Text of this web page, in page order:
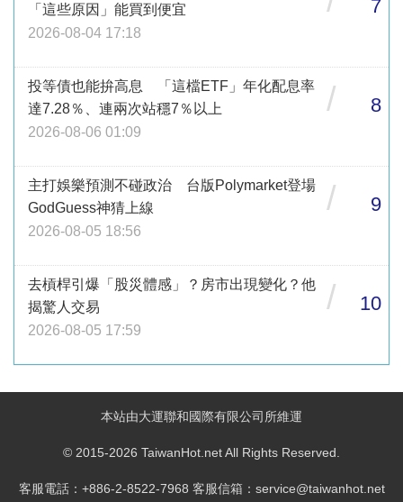
「這些原因」能買到便宜
2026-08-04 17:18
7
投等債也能拚高息 「這檔ETF」年化配息率
達7.28％、連兩次站穩7％以上
2026-08-06 01:09
/ 8
主打娛樂預測不碰政治 台版Polymarket登場
GodGuess神猜上線
2026-08-05 18:56
/ 9
去槓桿引爆「股災體感」？房市出現變化？他
揭驚人交易
2026-08-05 17:59
/ 10
本站由大運聯和國際有限公司所維運
© 2015-2026 TaiwanHot.net All Rights Reserved.
客服電話：+886-2-8522-7968 客服信箱：service@taiwanhot.net